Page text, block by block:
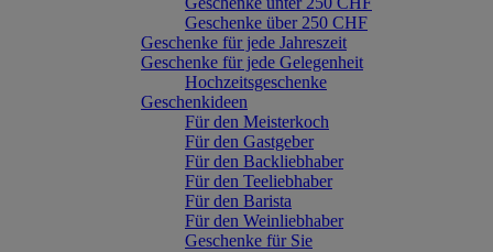
Geschenke über 250 CHF
Geschenke für jede Jahreszeit
Geschenke für jede Gelegenheit
Hochzeitsgeschenke
Geschenkideen
Für den Meisterkoch
Für den Gastgeber
Für den Backliebhaber
Für den Teeliebhaber
Für den Barista
Für den Weinliebhaber
Geschenke für Sie